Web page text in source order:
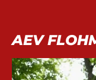
AEV